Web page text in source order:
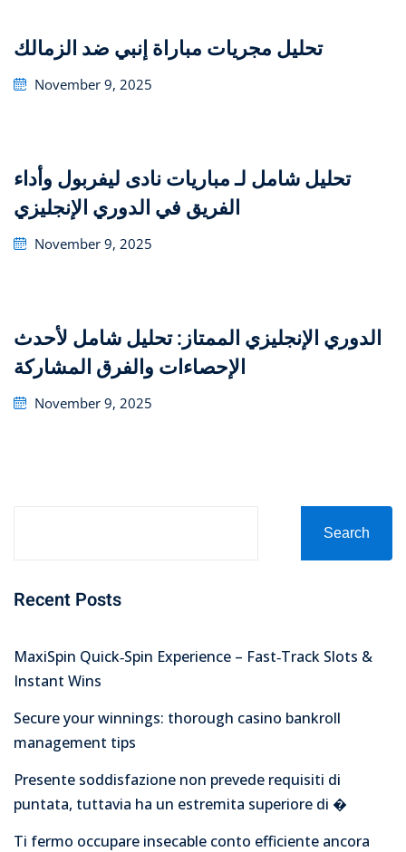
تحليل مجريات مباراة إنبي ضد الزمالك
Posted
November 9, 2025
تحليل شامل لـ مباريات نادى ليفربول وأداء
الفريق في الدوري الإنجليزي
Posted
November 9, 2025
الدوري الإنجليزي الممتاز: تحليل شامل لأحدث
الإحصاءات والفرق المشاركة
Posted
November 9, 2025
Search
Recent Posts
MaxiSpin Quick‑Spin Experience – Fast‑Track Slots &
Instant Wins
Secure your winnings: thorough casino bankroll
management tips
Presente soddisfazione non prevede requisiti di
puntata, tuttavia ha un estremita superiore di �
Ti fermo occupare insecable conto efficiente ancora